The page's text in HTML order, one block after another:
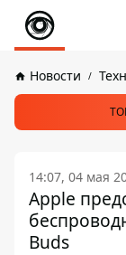
Новости
14:07, 04 мая
Apple
Buds